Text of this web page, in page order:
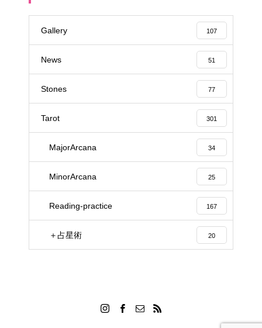
Gallery 107
News 51
Stones 77
Tarot 301
MajorArcana 34
MinorArcana 25
Reading-practice 167
＋占星術 20